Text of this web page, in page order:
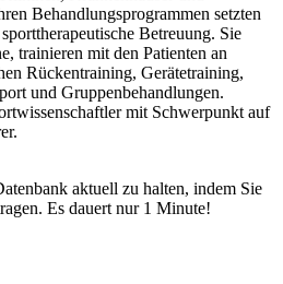
Behandlungsprogrammen setzten
Betreuung. Sie
trainieren mit den Patienten an
Rückentraining, Gerätetraining,
und Gruppenbehandlungen.
mit Schwerpunkt auf
aktuell zu halten, indem Sie
Es dauert nur 1 Minute!